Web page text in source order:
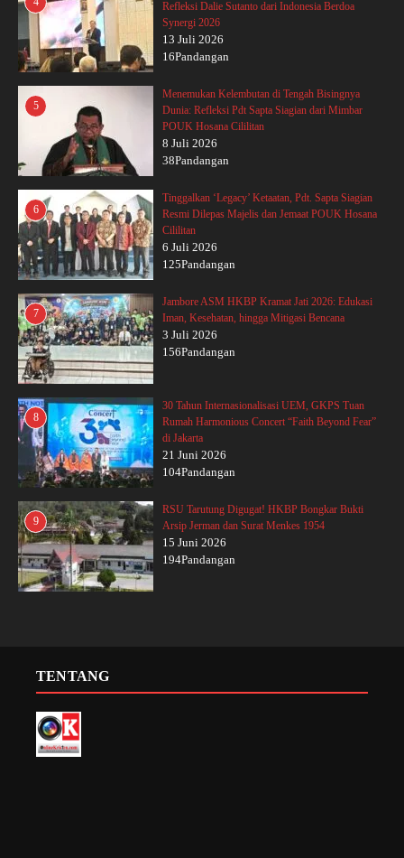
Refleksi Dalie Sutanto dari Indonesia Berdoa
Synergi 2026
13 Juli 2026
16Pandangan
5
Menemukan Kelembutan di Tengah Bisingnya
Dunia: Refleksi Pdt Sapta Siagian dari Mimbar
POUK Hosana Cililitan
8 Juli 2026
38Pandangan
6
Tinggalkan ‘Legacy’ Ketaatan, Pdt. Sapta Siagian
Resmi Dilepas Majelis dan Jemaat POUK Hosana
Cililitan
6 Juli 2026
125Pandangan
7
Jambore ASM HKBP Kramat Jati 2026: Edukasi
Iman, Kesehatan, hingga Mitigasi Bencana
3 Juli 2026
156Pandangan
8
30 Tahun Internasionalisasi UEM, GKPS Tuan
Rumah Harmonious Concert “Faith Beyond Fear”
di Jakarta
21 Juni 2026
104Pandangan
9
RSU Tarutung Digugat! HKBP Bongkar Bukti
Arsip Jerman dan Surat Menkes 1954
15 Juni 2026
194Pandangan
TENTANG